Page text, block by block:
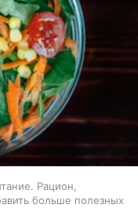
Рацион,
больше полезных